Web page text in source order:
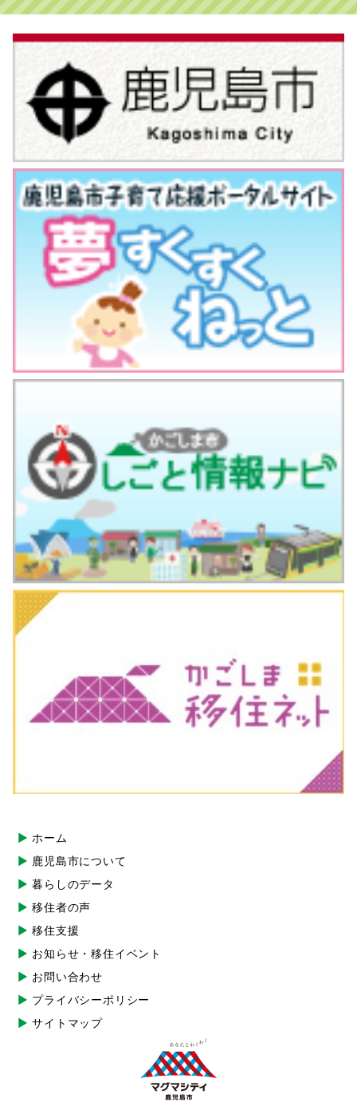
ホーム
鹿児島市について
暮らしのデータ
移住者の声
移住支援
お知らせ・移住イベント
お問い合わせ
プライバシーポリシー
サイトマップ